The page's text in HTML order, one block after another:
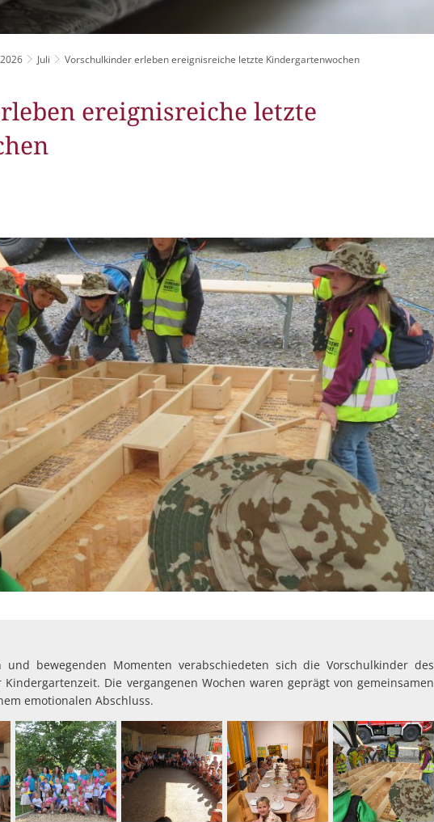
Bürgerhaus
Fahrpläne
Müllabfuhr Schlitzer Geschichten
2026 Juli Vorschulkinder erleben ereignisreiche letzte Kindergartenwochen
ereignisreiche letzte
bewegenden Momenten verabschiedeten sich die Vorschulkinder des
Die vergangenen Wochen waren geprägt von gemeinsamen
emotionalen Abschluss.